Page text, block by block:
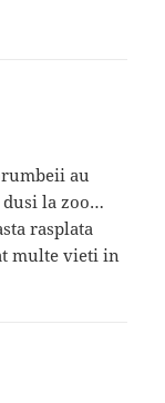
au
la zoo…
rasplata
multe vieti in